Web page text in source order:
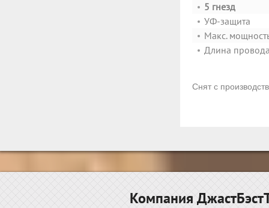
5 гнезд
УФ-защита
Макс.
Длина
Снят с
Компания